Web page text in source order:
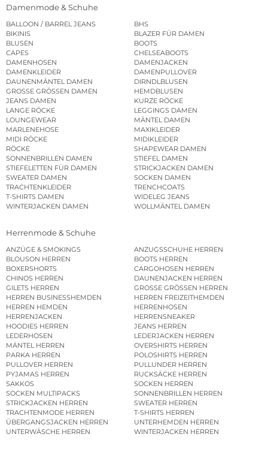
Damenmode & Schuhe
BALLOON / BARREL JEANS
BHS
BIKINIS
BLAZER FÜR DAMEN
BLUSEN
BOOTS
CAPES
CHELSEABOOTS
DAMENHOSEN
DAMENJACKEN
DAMENKLEIDER
DAMENPULLOVER
DAUNENMÄNTEL DAMEN
DIRNDLBLUSEN
GROSSE GRÖSSEN DAMEN
HEMDBLUSEN
JEANS DAMEN
KURZE RÖCKE
LANGE RÖCKE
LEGGINGS DAMEN
LOUNGEWEAR
MÄNTEL DAMEN
MARLENEHOSE
MAXIKLEIDER
MIDI RÖCKE
MIDIKLEIDER
RÖCKE
SHAPEWEAR DAMEN
SONNENBRILLEN DAMEN
STIEFEL DAMEN
STIEFELETTEN FÜR DAMEN
STRICKJACKEN DAMEN
SWEATER DAMEN
SOCKEN DAMEN
TRACHTENKLEIDER
TRENCHCOATS
T-SHIRTS DAMEN
WIDELEG JEANS
WINTERJACKEN DAMEN
WOLLMÄNTEL DAMEN
Herrenmode & Schuhe
ANZÜGE & SMOKINGS
ANZUGSSCHUHE HERREN
BLOUSON HERREN
BOOTS HERREN
BOXERSHORTS
CARGOHOSEN HERREN
CHINOS HERREN
DAUNENJACKEN HERREN
GILETS HERREN
GROSSE GRÖSSEN HERREN
HERREN BUSINESSHEMDEN
HERREN FREIZEITHEMDEN
HERREN HEMDEN
HERRENHOSEN
HERRENJACKEN
HERRENSNEAKER
HOODIES HERREN
JEANS HERREN
LEDERHOSEN
LEDERJACKEN HERREN
MÄNTEL HERREN
OVERSHIRTS HERREN
PARKA HERREN
POLOSHIRTS HERREN
PULLOVER HERREN
PULLUNDER HERREN
PYJAMAS HERREN
RUCKSÄCKE HERREN
SAKKOS
SOCKEN HERREN
SOCKEN MULTIPACKS
SONNENBRILLEN HERREN
STRICKJACKEN HERREN
SWEATER HERREN
TRACHTENMODE HERREN
T-SHIRTS HERREN
ÜBERGANGSJACKEN HERREN
UNTERHEMDEN HERREN
UNTERWÄSCHE HERREN
WINTERJACKEN HERREN